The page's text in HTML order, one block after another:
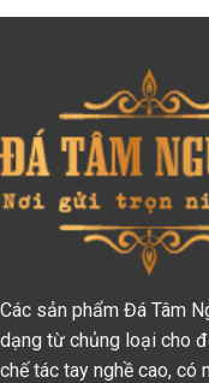
Các sản phẩm Đá Tâm
dạng từ chủng loại cho
chế tác tay nghề cao, có